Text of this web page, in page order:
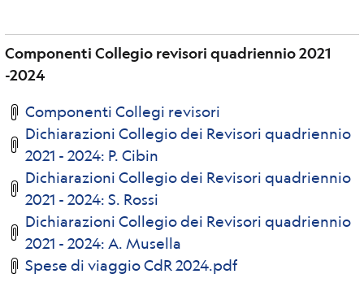
Componenti Collegio revisori quadriennio 2021
-2024
Componenti Collegi revisori
Dichiarazioni Collegio dei Revisori quadriennio
2021 - 2024: P. Cibin
Dichiarazioni Collegio dei Revisori quadriennio
2021 - 2024: S. Rossi
Dichiarazioni Collegio dei Revisori quadriennio
2021 - 2024: A. Musella
Spese di viaggio CdR 2024.pdf